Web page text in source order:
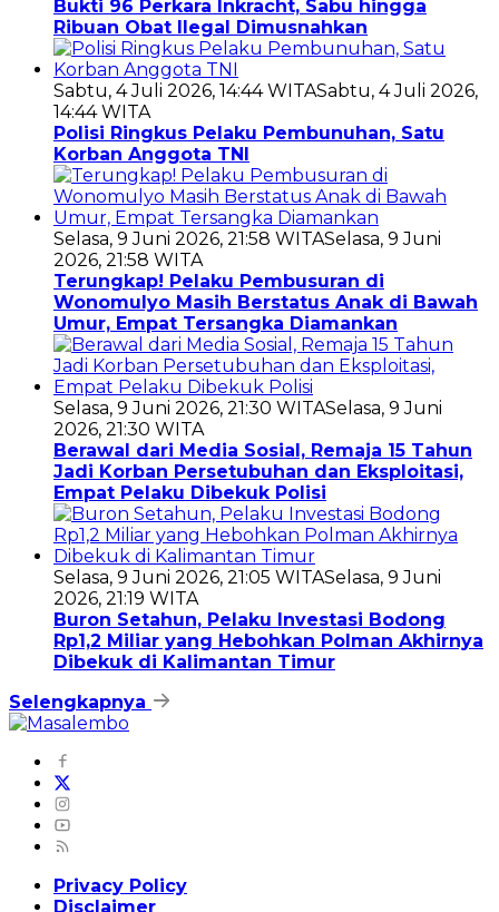
Bukti 96 Perkara Inkracht, Sabu hingga
Ribuan Obat Ilegal Dimusnahkan
Sabtu, 4 Juli 2026, 14:44 WITASabtu, 4 Juli 2026,
14:44 WITA
Polisi Ringkus Pelaku Pembunuhan, Satu
Korban Anggota TNI
Selasa, 9 Juni 2026, 21:58 WITASelasa, 9 Juni
2026, 21:58 WITA
Terungkap! Pelaku Pembusuran di
Wonomulyo Masih Berstatus Anak di Bawah
Umur, Empat Tersangka Diamankan
Selasa, 9 Juni 2026, 21:30 WITASelasa, 9 Juni
2026, 21:30 WITA
Berawal dari Media Sosial, Remaja 15 Tahun
Jadi Korban Persetubuhan dan Eksploitasi,
Empat Pelaku Dibekuk Polisi
Selasa, 9 Juni 2026, 21:05 WITASelasa, 9 Juni
2026, 21:19 WITA
Buron Setahun, Pelaku Investasi Bodong
Rp1,2 Miliar yang Hebohkan Polman Akhirnya
Dibekuk di Kalimantan Timur
Selengkapnya
Privacy Policy
Disclaimer